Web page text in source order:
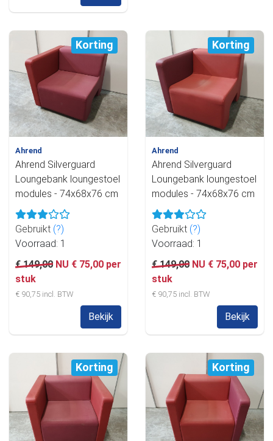
Korting
Ahrend
Ahrend Silverguard
Loungebank loungestoel
modules - 74x68x76 cm
Gebruikt (?)
Voorraad: 1
€ 149,00 NU € 75,00 per
stuk
€ 90,75 incl. BTW
Bekijk
Korting
Ahrend
Ahrend Silverguard
Loungebank loungestoel
modules - 74x68x76 cm
Gebruikt (?)
Voorraad: 1
€ 149,00 NU € 75,00 per
stuk
€ 90,75 incl. BTW
Bekijk
Korting Korting